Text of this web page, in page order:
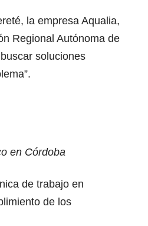
la empresa Aqualia,
Regional Autónoma de
soluciones
en Córdoba
de trabajo en
de los